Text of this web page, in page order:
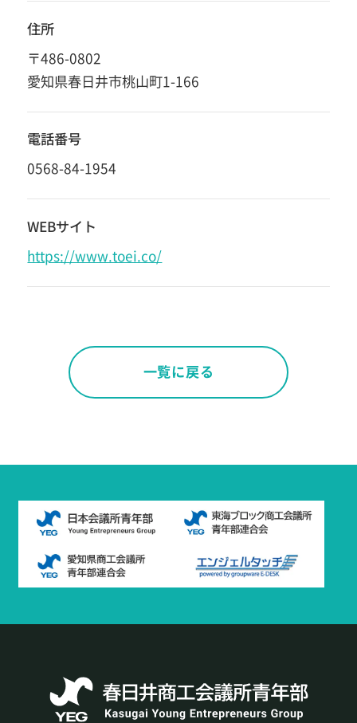
住所
〒486-0802
愛知県春日井市桃山町1-166
電話番号
0568-84-1954
WEBサイト
https://www.toei.co/
一覧に戻る